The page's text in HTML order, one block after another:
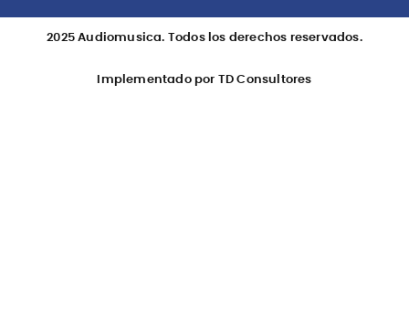
2025 Audiomusica. Todos los derechos reservados.
Implementado por TD Consultores